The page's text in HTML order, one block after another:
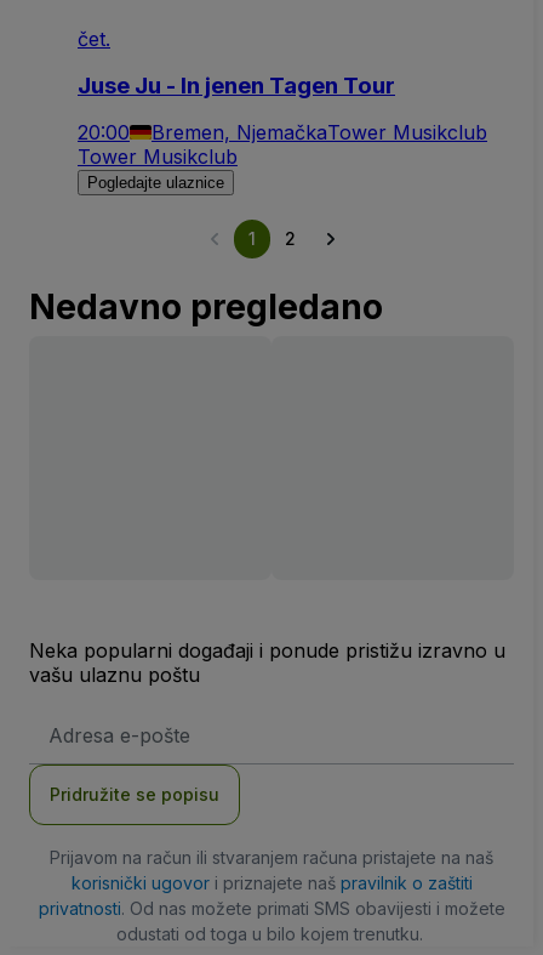
čet.
Juse Ju - In jenen Tagen Tour
20:00 Bremen, NjemačkaTower Musikclub
Tower Musikclub
Pogledajte ulaznice
1 2
Nedavno pregledano
Neka popularni događaji i ponude pristižu izravno u
vašu ulaznu poštu
mail
Pridružite se popisu
Prijavom na račun ili stvaranjem računa pristajete na naš
korisnički ugovori priznajete naš pravilnik o zaštiti
privatnosti. Od nas možete primati SMS obavijesti i možete
odustati od toga u bilo kojem trenutku.